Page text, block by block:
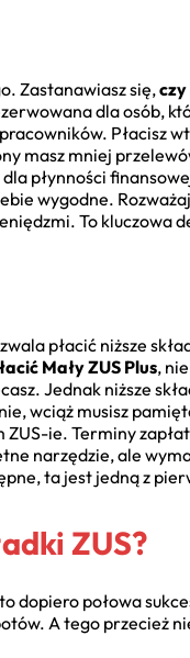
Zastanawiasz się,czy
dla osób,
Płacisz
masz mniej
płynności
wygodne.
To kluczowa
płacić niższe
Mały ZUS Plus,
Jednak niższe
wciąż musisz
ie. Terminy
narzędzie, ale
ta jest jedną z
ZUS?
dopiero połowa
A tego przecież